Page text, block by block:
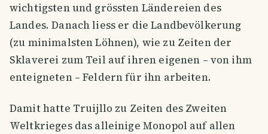
wichtigsten und grössten Ländereien des
Landes. Danach liess er die Landbevölkerung
(zu minimalsten Löhnen), wie zu Zeiten der
Sklaverei zum Teil auf ihren eigenen – von ihm
enteigneten – Feldern für ihn arbeiten.
Damit hatte Truijllo zu Zeiten des Zweiten
Weltkrieges das alleinige Monopol auf allen